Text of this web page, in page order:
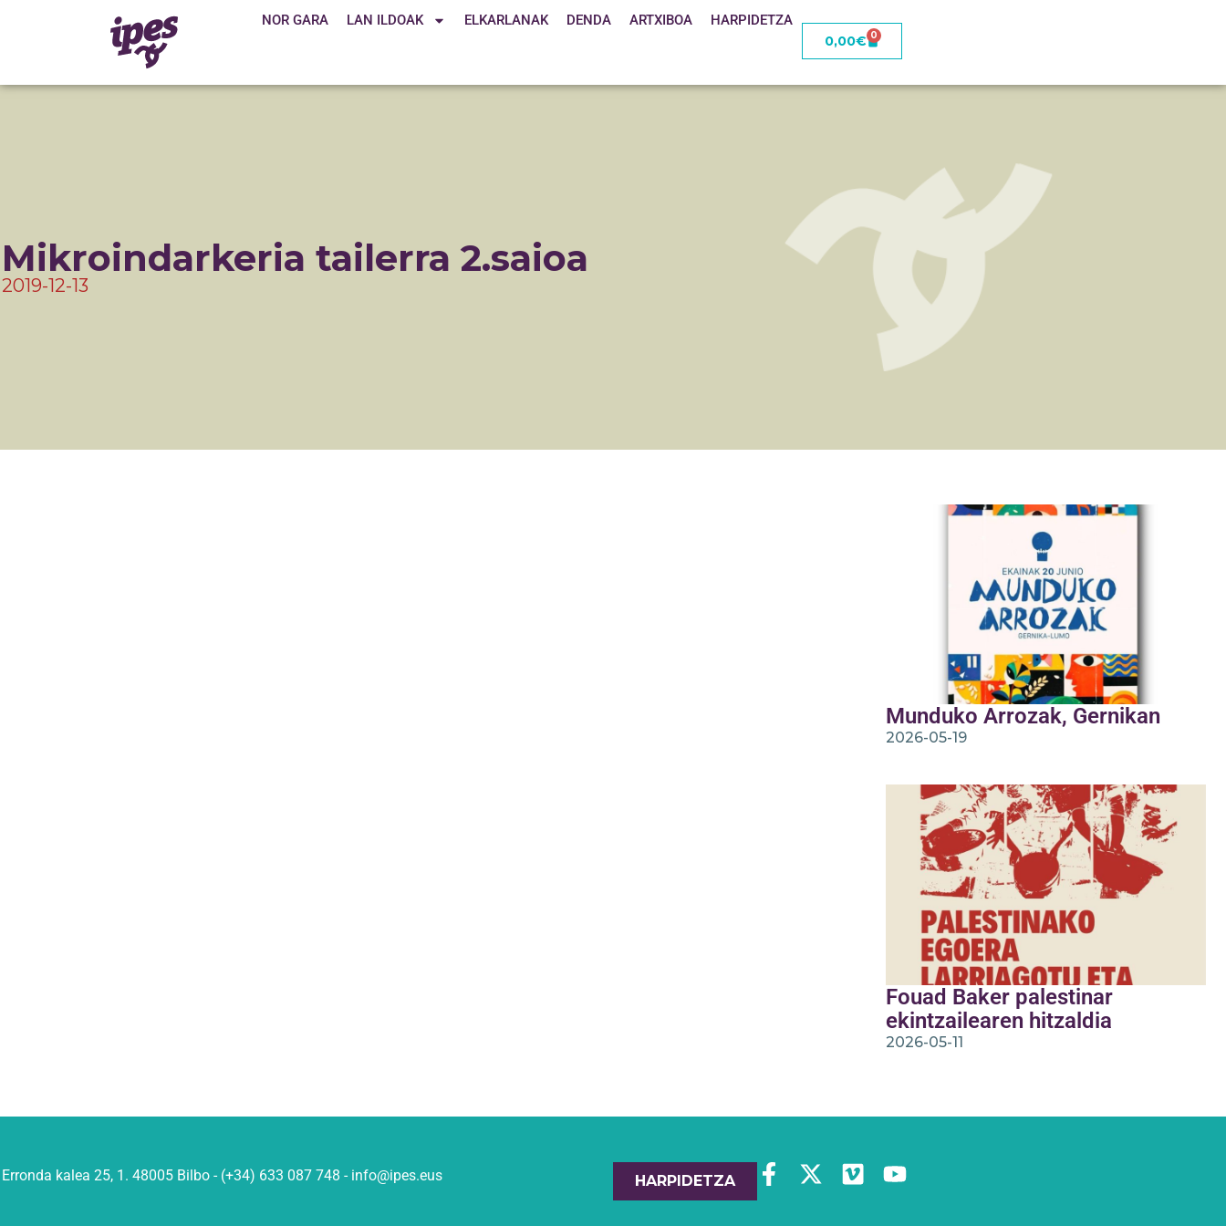
NOR GARA LAN ILDOAK ELKARLANAK DENDA ARTXIBOA
HARPIDETZA
0,00€ 0
Mikroindarkeria tailerra 2.saioa
2019-12-13
Munduko Arrozak, Gernikan
2026-05-19
Fouad Baker palestinar
ekintzailearen hitzaldia
2026-05-11
Erronda kalea 25, 1. 48005 Bilbo - (+34) 633 087 748 - info@ipes.eus HARPIDETZA